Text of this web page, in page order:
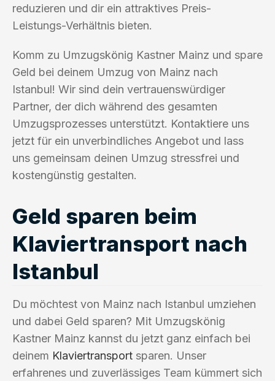
reduzieren und dir ein attraktives Preis-
Leistungs-Verhältnis bieten.
Komm zu Umzugskönig Kastner Mainz und spare
Geld bei deinem Umzug von Mainz nach
Istanbul! Wir sind dein vertrauenswürdiger
Partner, der dich während des gesamten
Umzugsprozesses unterstützt. Kontaktiere uns
jetzt für ein unverbindliches Angebot und lass
uns gemeinsam deinen Umzug stressfrei und
kostengünstig gestalten.
Geld sparen beim
Klaviertransport nach
Istanbul
Du möchtest von Mainz nach Istanbul umziehen
und dabei Geld sparen? Mit Umzugskönig
Kastner Mainz kannst du jetzt ganz einfach bei
deinem Klaviertransport sparen. Unser
erfahrenes und zuverlässiges Team kümmert sich